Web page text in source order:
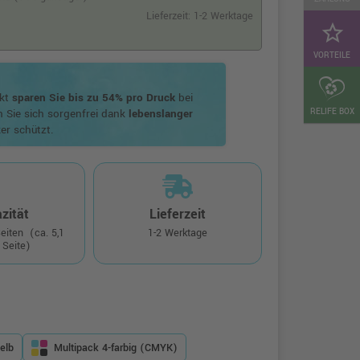
star_border
VORTEILE
RELIFE BOX
Lieferzeit: 1-2 Werktage
sparen Sie bis zu 54% pro Druck bei
Sie sich sorgenfrei dank lebenslanger
schützt.
(ca. 5,1
Lieferzeit
1-2 Werktage
Multipack 4-farbig (CMYK)